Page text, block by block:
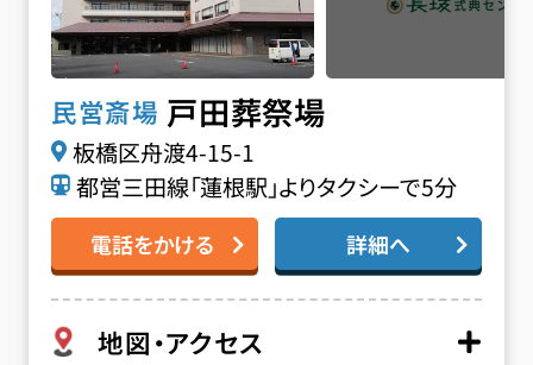
民営斎場 戸田葬祭場
板橋区舟渡4-15-1
都営三田線「蓮根駅」よりタクシーで5分
電話をかける 詳細へ
地図・アクセス